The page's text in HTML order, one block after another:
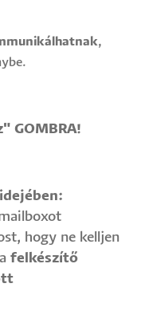
,
GOMBRA!
hogy ne kelljen
felkészítő